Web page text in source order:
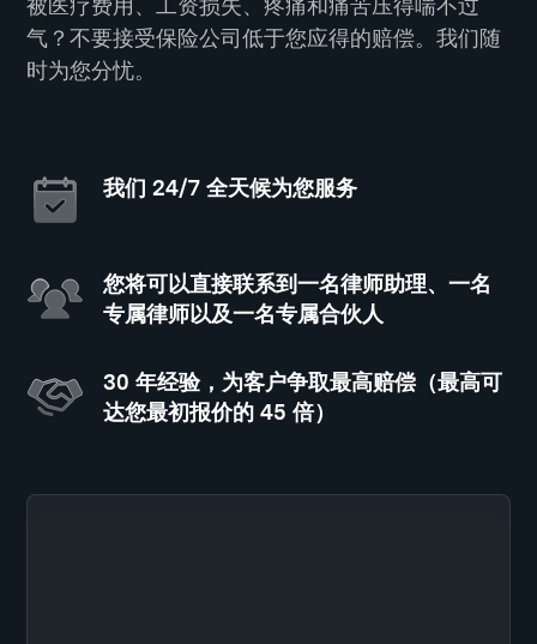
被医疗费用、工资损失、疼痛和痛苦压得喘不过
气？不要接受保险公司低于您应得的赔偿。我们随
时为您分忧。
我们 24/7 全天候为您服务
您将可以直接联系到一名律师助理、一名
专属律师以及一名专属合伙人
30 年经验，为客户争取最高赔偿（最高可
达您最初报价的 45 倍）